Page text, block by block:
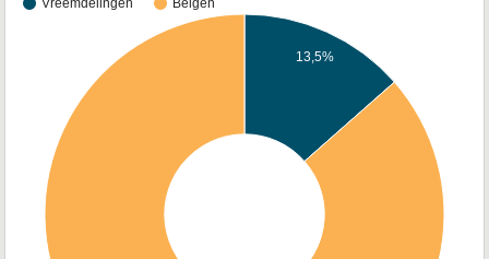
Vreemdelingen Belgen
13,5%